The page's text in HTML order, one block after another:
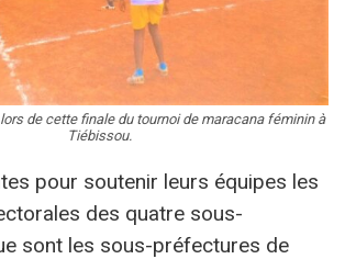
de cette finale du tournoi de maracana féminin à
Tiébissou.
pour soutenir leurs équipes les
des quatre sous-
sont les sous-préfectures de